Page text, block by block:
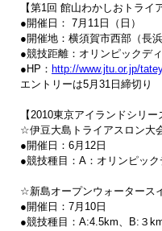
【第1回 館山わかしおトライ
●開催日： 7月11日（日）
●開催地：横須賀市西部（長
●競技距離：オリンピックデ
●HP： http://www.jtu.or.jp/
エントリーは5月31日締切り
【2010東京アイランドシリー
☆伊豆大島トライアスロン大
●開催日：6月12日
●競技種目：A：オリンピッ
☆新島オープンウォータース
●開催日：7月10日
●競技種目：A:4.5km、B:３